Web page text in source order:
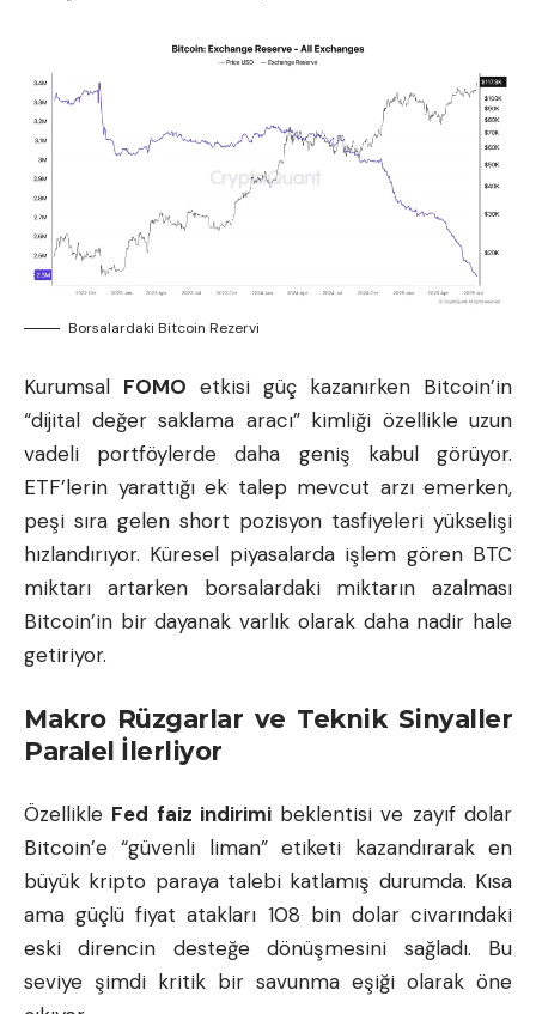
Borsalardaki Bitcoin Rezervi
Kurumsal FOMO etkisi güç kazanırken Bitcoin’in
“dijital değer saklama aracı” kimliği özellikle uzun
vadeli portföylerde daha geniş kabul görüyor.
ETF’lerin yarattığı ek talep mevcut arzı emerken,
peşi sıra gelen short pozisyon tasfiyeleri yükselişi
hızlandırıyor. Küresel piyasalarda işlem gören BTC
miktarı artarken borsalardaki miktarın azalması
Bitcoin’in bir dayanak varlık olarak daha nadir hale
getiriyor.
Makro Rüzgarlar ve Teknik Sinyaller
Paralel İlerliyor
Özellikle Fed faiz indirimibeklentisi ve zayıf dolar
Bitcoin’e “güvenli liman” etiketi kazandırarak en
büyük kripto paraya talebi katlamış durumda. Kısa
ama güçlü fiyat atakları 108 bin dolar civarındaki
eski direncin desteğe dönüşmesini sağladı. Bu
seviye şimdi kritik bir savunma eşiği olarak öne